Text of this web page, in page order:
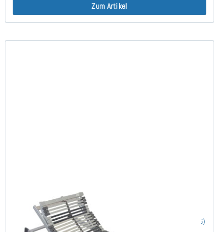
Zum Artikel
Nimbo 44 EKFV - Lattenrost 80x190 cm (66)